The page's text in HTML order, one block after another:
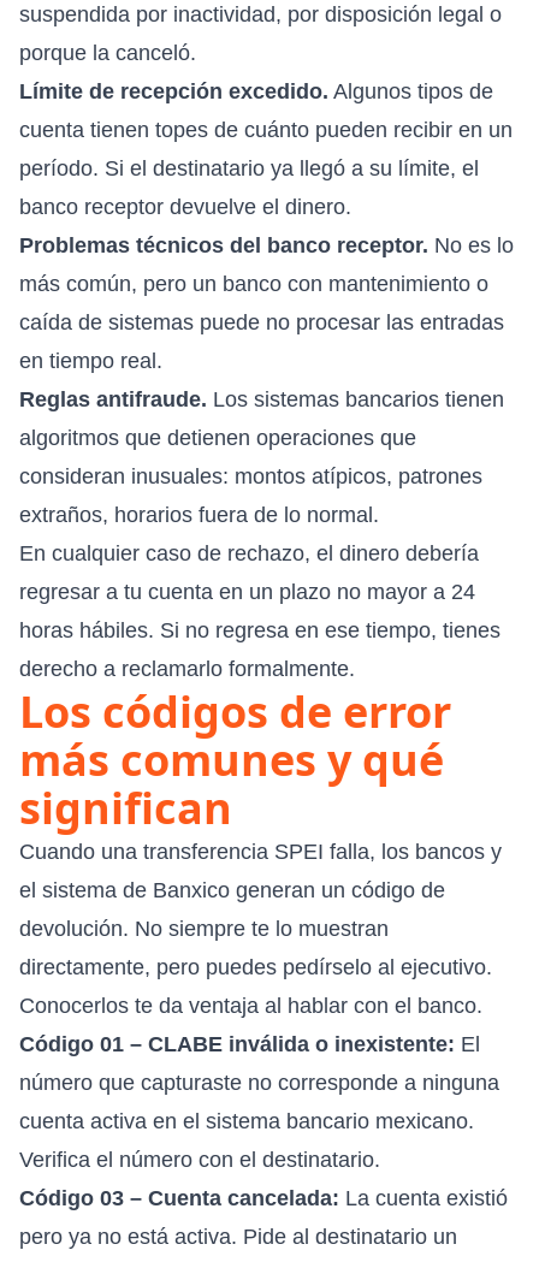
suspendida por inactividad, por disposición legal o
porque la canceló.
Límite de recepción excedido. Algunos tipos de
cuenta tienen topes de cuánto pueden recibir en un
período. Si el destinatario ya llegó a su límite, el
banco receptor devuelve el dinero.
Problemas técnicos del banco receptor. No es lo
más común, pero un banco con mantenimiento o
caída de sistemas puede no procesar las entradas
en tiempo real.
Reglas antifraude. Los sistemas bancarios tienen
algoritmos que detienen operaciones que
consideran inusuales: montos atípicos, patrones
extraños, horarios fuera de lo normal.
En cualquier caso de rechazo, el dinero debería
regresar a tu cuenta en un plazo no mayor a 24
horas hábiles. Si no regresa en ese tiempo, tienes
derecho a reclamarlo formalmente.
Los códigos de error
más comunes y qué
significan
Cuando una transferencia SPEI falla, los bancos y
el sistema de Banxico generan un código de
devolución. No siempre te lo muestran
directamente, pero puedes pedírselo al ejecutivo.
Conocerlos te da ventaja al hablar con el banco.
Código 01 – CLABE inválida o inexistente: El
número que capturaste no corresponde a ninguna
cuenta activa en el sistema bancario mexicano.
Verifica el número con el destinatario.
Código 03 – Cuenta cancelada: La cuenta existió
pero ya no está activa. Pide al destinatario un